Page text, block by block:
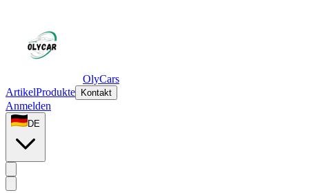
OlyCars
ArtikelProdukte Kontakt
Anmelden
DE